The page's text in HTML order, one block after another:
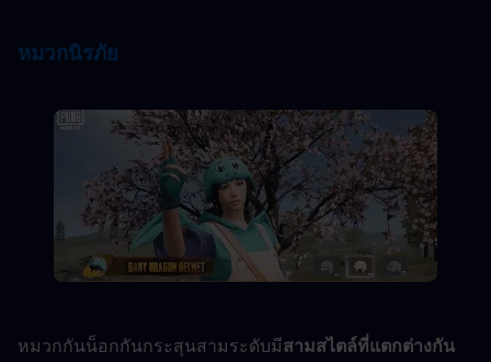
หมวกนิรภัย
หมวกกันน็อกกันกระสุนสามระดับมีสามสไตล์ที่แตกต่างกัน